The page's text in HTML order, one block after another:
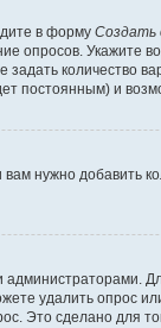
в форму Создать
опросов. Укажите
количество
и
нужно добавить
удалить опрос
Это сделано для